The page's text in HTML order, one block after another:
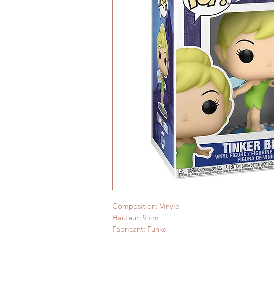
Composition: Vinyle
Hauteur: 9 cm
Fabricant: Funko